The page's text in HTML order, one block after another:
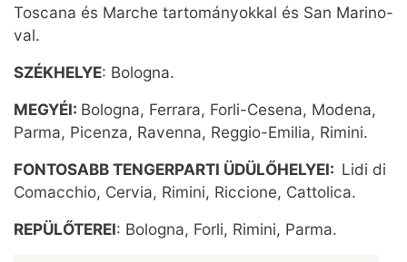
Toscana és Marche tartományokkal és San Marino-
val.
SZÉKHELYE: Bologna.
MEGYÉI: Bologna, Ferrara, Forli-Cesena, Modena,
Parma, Picenza, Ravenna, Reggio-Emilia, Rimini.
FONTOSABB TENGERPARTI ÜDÜLŐHELYEI: Lidi di
Comacchio, Cervia, Rimini, Riccione, Cattolica.
REPÜLŐTEREI: Bologna, Forli, Rimini, Parma.